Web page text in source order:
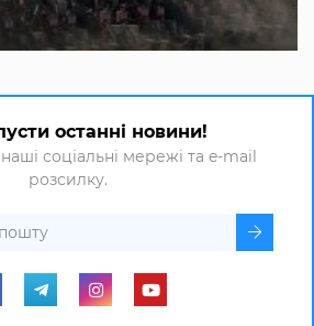
останні новини!
соціальні мережі та e-mail
розсилку.